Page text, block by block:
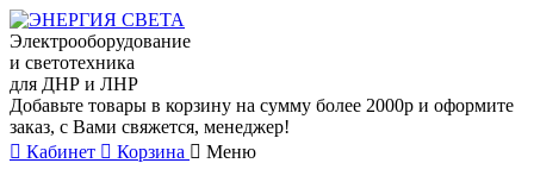
Электрооборудование
и светотехника
для ДНР и ЛНР
Добавьте товары в корзину на сумму более 2000р и оформите
заказ, с Вами свяжется, менеджер!
Кабинет
Корзина Меню